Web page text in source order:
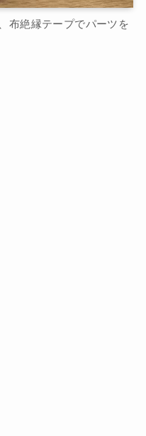
布絶縁テープでパーツを